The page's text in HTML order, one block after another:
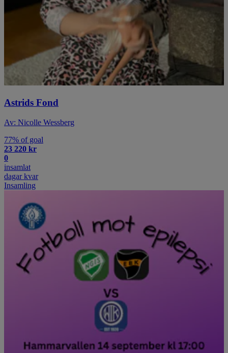
Astrids Fond
Av: Nicolle Wessberg
77% of goal
23 220 kr
0
insamlat
dagar kvar
Insamling